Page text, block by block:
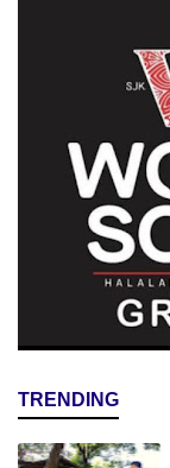
TRENDING